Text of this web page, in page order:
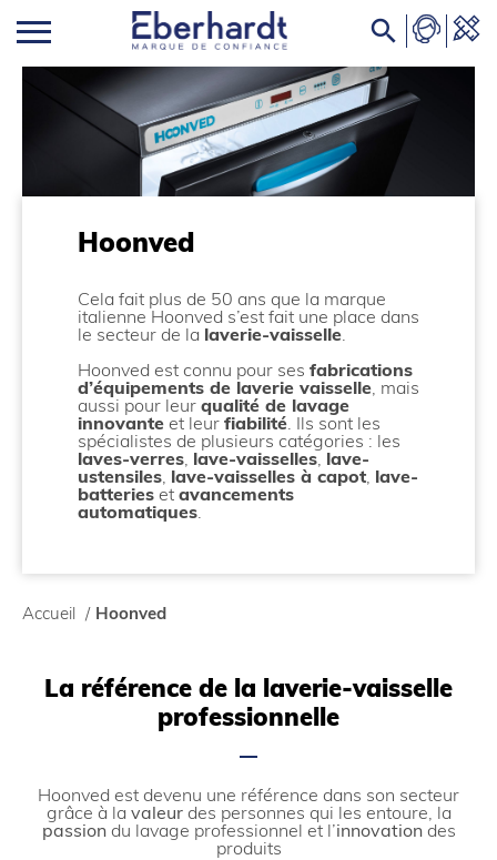

Hoonved
Cela fait plus de 50 ans que la marque
italienne Hoonved s’est fait une place dans
le secteur de la laverie-vaisselle.
Hoonved est connu pour ses fabrications
d’équipements de laverie vaisselle, mais
aussi pour leur qualité de lavage
innovante et leur fiabilité. Ils sont les
spécialistes de plusieurs catégories : les
laves-verres, lave-vaisselles, lave-
ustensiles, lave-vaisselles à capot, lave-
batteries et avancements
automatiques.
Accueil / Hoonved
La référence de la laverie-vaisselle
professionnelle
Hoonved est devenu une référence dans son secteur
grâce à la valeurdes personnes qui les entoure, la
passiondu lavage professionnel et l’innovationdes
produits